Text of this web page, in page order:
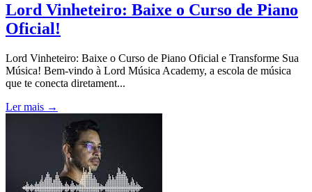
Lord Vinheteiro: Baixe o Curso de Piano
Oficial!
Lord Vinheteiro: Baixe o Curso de Piano Oficial e Transforme Sua
Música! Bem-vindo à Lord Música Academy, a escola de música
que te conecta diretament...
Ler mais →